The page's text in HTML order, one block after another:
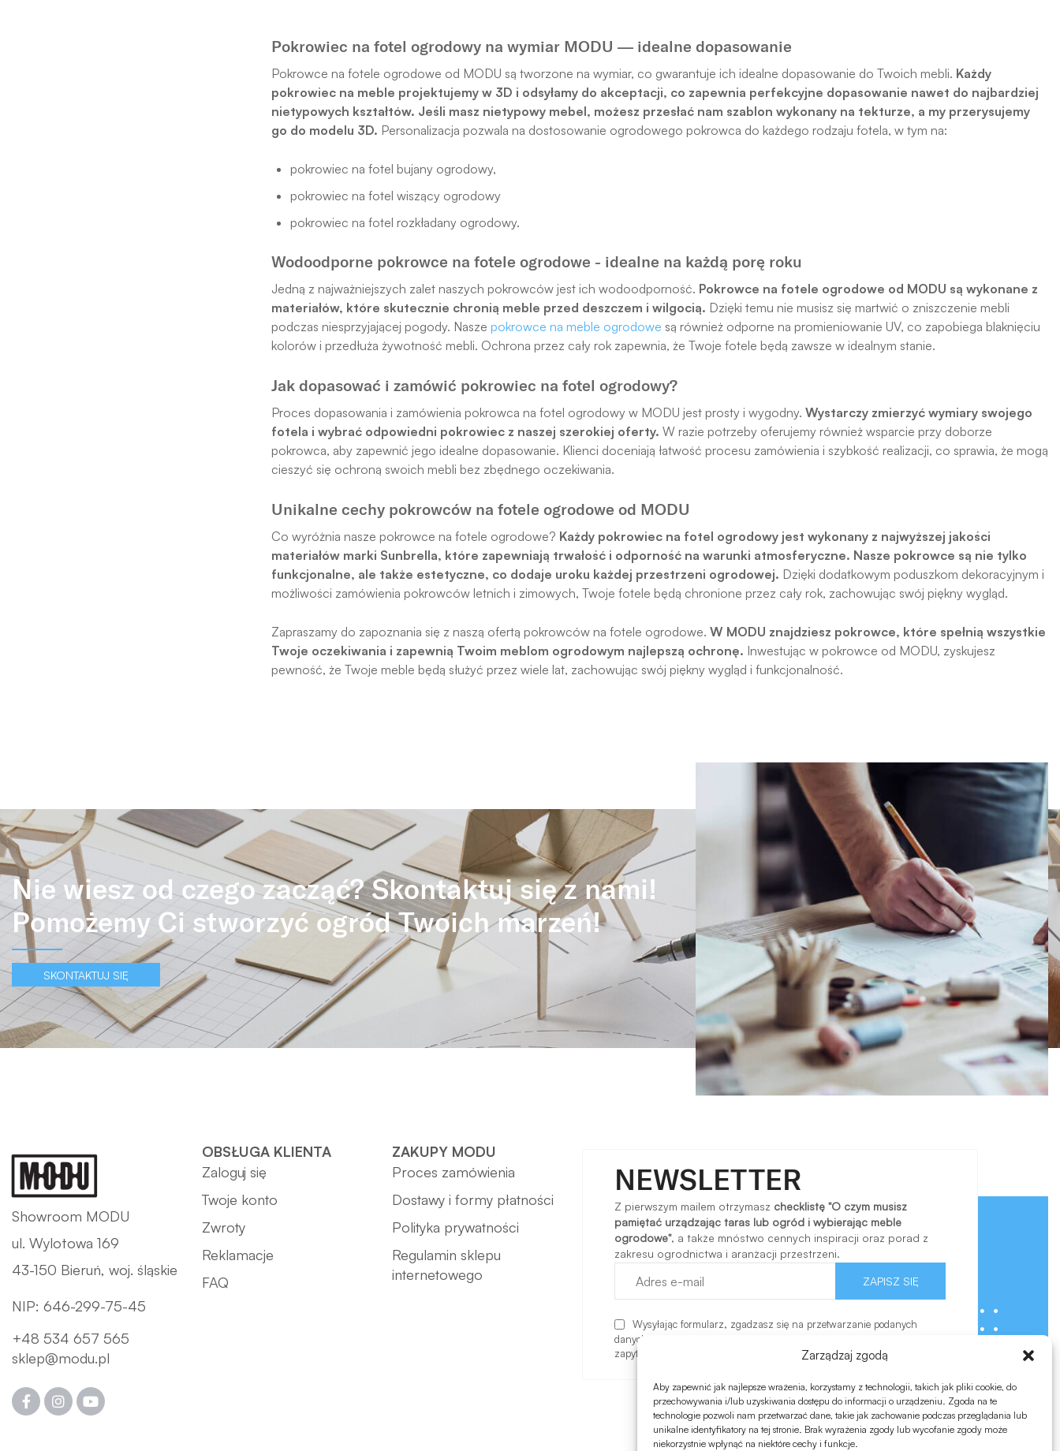
Zarządzaj zgodą
Aby zapewnić jak najlepsze wrażenia, korzystamy z technologii, takich jak pliki cookie, do
przechowywania i/lub uzyskiwania dostępu do informacji o urządzeniu. Zgoda na te
technologie pozwoli nam przetwarzać dane, takie jak zachowanie podczas przeglądania lub
unikalne identyfikatory na tej stronie. Brak wyrażenia zgody lub wycofanie zgody może
niekorzystnie wpłynąć na niektóre cechy i funkcje.
Pokrowiec na fotel ogrodowy na wymiar MODU — idealne dopasowanie
Pokrowce na fotele ogrodowe od MODU są tworzone na wymiar, co gwarantuje ich idealne dopasowanie do Twoich mebli. Każdy
pokrowiec na meble projektujemy w 3D i odsyłamy do akceptacji, co zapewnia perfekcyjne dopasowanie nawet do najbardziej
nietypowych kształtów. Jeśli masz nietypowy mebel, możesz przesłać nam szablon wykonany na tekturze, a my przerysujemy
go do modelu 3D. Personalizacja pozwala na dostosowanie ogrodowego pokrowca do każdego rodzaju fotela, w tym na:
pokrowiec na fotel bujany ogrodowy,
pokrowiec na fotel wiszący ogrodowy
pokrowiec na fotel rozkładany ogrodowy.
Wodoodporne pokrowce na fotele ogrodowe - idealne na każdą porę roku
Jedną z najważniejszych zalet naszych pokrowców jest ich wodoodporność. Pokrowce na fotele ogrodowe od MODU są wykonane z
materiałów, które skutecznie chronią meble przed deszczem i wilgocią. Dzięki temu nie musisz się martwić o zniszczenie mebli
podczas niesprzyjającej pogody. Nasze pokrowce na meble ogrodowe są również odporne na promieniowanie UV, co zapobiega blaknięciu
kolorów i przedłuża żywotność mebli. Ochrona przez cały rok zapewnia, że Twoje fotele będą zawsze w idealnym stanie.
Jak dopasować i zamówić pokrowiec na fotel ogrodowy?
Proces dopasowania i zamówienia pokrowca na fotel ogrodowy w MODU jest prosty i wygodny. Wystarczy zmierzyć wymiary swojego
fotela i wybrać odpowiedni pokrowiec z naszej szerokiej oferty. W razie potrzeby oferujemy również wsparcie przy doborze
pokrowca, aby zapewnić jego idealne dopasowanie. Klienci doceniają łatwość procesu zamówienia i szybkość realizacji, co sprawia, że mogą
cieszyć się ochroną swoich mebli bez zbędnego oczekiwania.
Unikalne cechy pokrowców na fotele ogrodowe od MODU
Co wyróżnia nasze pokrowce na fotele ogrodowe? Każdy pokrowiec na fotel ogrodowy jest wykonany z najwyższej jakości
materiałów marki Sunbrella, które zapewniają trwałość i odporność na warunki atmosferyczne. Nasze pokrowce są nie tylko
funkcjonalne, ale także estetyczne, co dodaje uroku każdej przestrzeni ogrodowej. Dzięki dodatkowym poduszkom dekoracyjnym i
możliwości zamówienia pokrowców letnich i zimowych, Twoje fotele będą chronione przez cały rok, zachowując swój piękny wygląd.
Zapraszamy do zapoznania się z naszą ofertą pokrowców na fotele ogrodowe. W MODU znajdziesz pokrowce, które spełnią wszystkie
Twoje oczekiwania i zapewnią Twoim meblom ogrodowym najlepszą ochronę. Inwestując w pokrowce od MODU, zyskujesz
pewność, że Twoje meble będą służyć przez wiele lat, zachowując swój piękny wygląd i funkcjonalność.
Nie wiesz od czego zacząć? Skontaktuj się z nami!
Pomożemy Ci stworzyć ogród Twoich marzeń!
SKONTAKTUJ SIĘ
Showroom MODU
ul. Wylotowa 169
43-150 Bieruń, woj. śląskie
NIP: 646-299-75-45
+48 534 657 565
sklep@modu.pl
OBSŁUGA KLIENTA
Zaloguj się
Twoje konto
Zwroty
Reklamacje
FAQ
ZAKUPY MODU
Proces zamówienia
Dostawy i formy płatności
Polityka prywatności
Regulamin sklepu
internetowego
NEWSLETTER
Z pierwszym mailem otrzymasz checklistę "O czym musisz
pamiętać urządzając taras lub ogród i wybierając meble
ogrodowe", a także mnóstwo cennych inspiracji oraz porad z
zakresu ogrodnictwa i aranżacji przestrzeni.
Wysyłając formularz, zgadzasz się na przetwarzanie podanych
danych oraz komunikację w celach związanych z realizacją przesłanego
zapytania. Więcej informacji znajdziesz wpolityce prywatności.
ZAPISZ SIĘ